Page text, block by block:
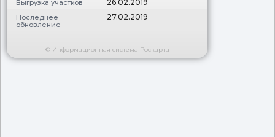
Выгрузка участков 26.02.2019
Последнее
обновление
27.02.2019
© Информационная система Роскарта